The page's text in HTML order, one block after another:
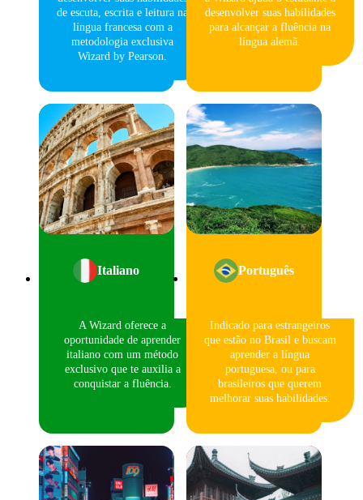
de escuta, escrita e leitura na
língua francesa com a
metodologia exclusiva
Wizard by Pearson.
desenvolver suas habilidades
para alcançar a fluência na
língua alemã.
Italiano
A Wizard oferece a
oportunidade de aprender
italiano com um método
exclusivo que te auxilia a
conquistar a fluência.
Português
Indicado para estrangeiros
que estão no Brasil e buscam
aprender a língua
portuguesa, ou para
brasileiros que querem
melhorar suas habilidades.